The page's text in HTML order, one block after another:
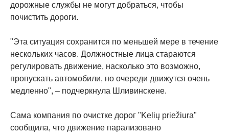
дорожные службы не могут добраться, чтобы
почистить дороги.
"Эта ситуация сохранится по меньшей мере в течение
нескольких часов. Должностные лица стараются
регулировать движение, насколько это возможно,
пропускать автомобили, но очереди движутся очень
медленно", – подчеркнула Шливинскене.
Сама компания по очистке дорог "Kelių priežiura"
сообщила, что движение парализовано